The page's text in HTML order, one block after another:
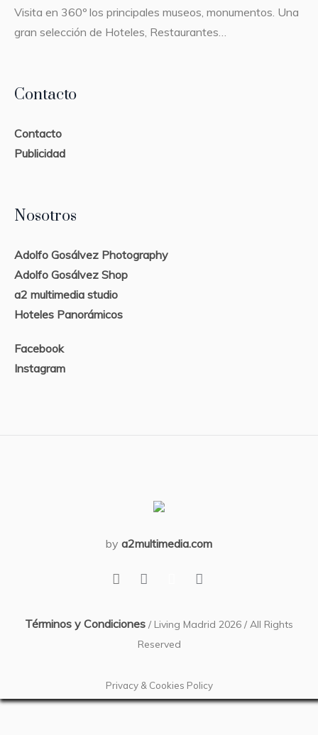
Visita en 360º los principales museos, monumentos. Una
gran selección de Hoteles, Restaurantes…
Contacto
Contacto
Publicidad
Nosotros
Adolfo Gosálvez Photography
Adolfo Gosálvez Shop
a2 multimedia studio
Hoteles Panorámicos
Facebook
Instagram
by a2multimedia.com
Términos y Condiciones / Living Madrid 2026 / All Rights
Reserved
Privacy & Cookies Policy